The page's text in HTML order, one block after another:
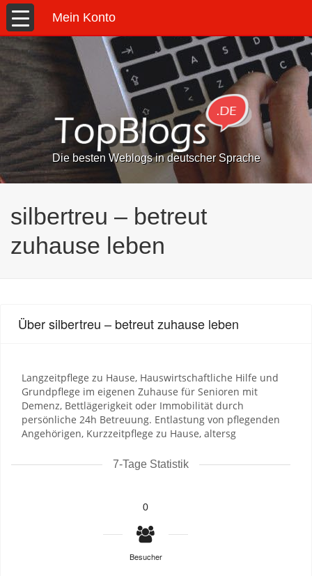
Mein Konto
Die besten Weblogs in deutscher Sprache
silbertreu – betreut
zuhause leben
Über silbertreu – betreut zuhause leben
Langzeitpflege zu Hause, Hauswirtschaftliche Hilfe und
Grundpflege im eigenen Zuhause für Senioren mit
Demenz, Bettlägerigkeit oder Immobilität durch
persönliche 24h Betreuung. Entlastung von pflegenden
Angehörigen, Kurzzeitpflege zu Hause, altersg
7-Tage Statistik
0
Besucher